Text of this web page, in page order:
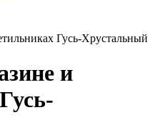
Гусь-Хрустальный
и